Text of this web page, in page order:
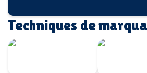
Techniques de